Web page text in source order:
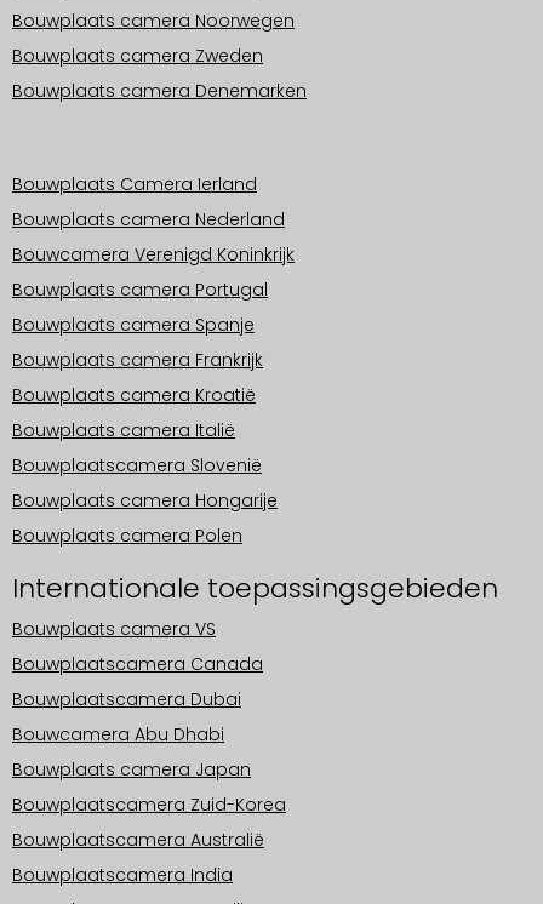
Bouwplaats camera Noorwegen
Bouwplaats camera Zweden
Bouwplaats camera Denemarken
Bouwplaats Camera Ierland
Bouwplaats camera Nederland
Bouwcamera Verenigd Koninkrijk
Bouwplaats camera Portugal
Bouwplaats camera Spanje
Bouwplaats camera Frankrijk
Bouwplaats camera Kroatië
Bouwplaats camera Italië
Bouwplaatscamera Slovenië
Bouwplaats camera Hongarije
Bouwplaats camera Polen
Internationale toepassingsgebieden
Bouwplaats camera VS
Bouwplaatscamera Canada
Bouwplaatscamera Dubai
Bouwcamera Abu Dhabi
Bouwplaats camera Japan
Bouwplaatscamera Zuid-Korea
Bouwplaatscamera Australië
Bouwplaatscamera India